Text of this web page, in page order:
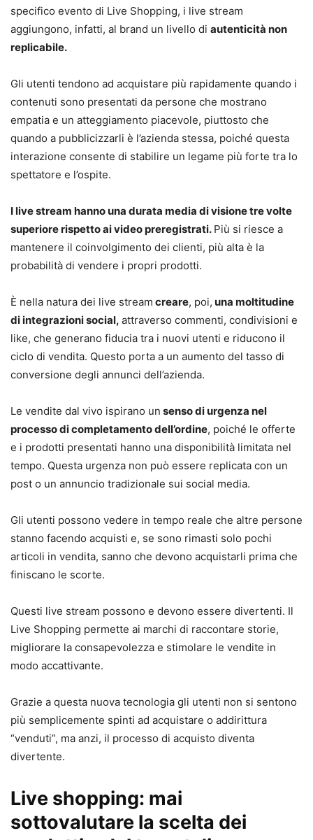
specifico evento di Live Shopping, i live stream
aggiungono, infatti, al brand un livello di autenticità non
replicabile.
Gli utenti tendono ad acquistare più rapidamente quando i
contenuti sono presentati da persone che mostrano
empatia e un atteggiamento piacevole, piuttosto che
quando a pubblicizzarli è l’azienda stessa, poiché questa
interazione consente di stabilire un legame più forte tra lo
spettatore e l’ospite.
I live stream hanno una durata media di visione tre volte
superiore rispetto ai video preregistrati. Più si riesce a
mantenere il coinvolgimento dei clienti, più alta è la
probabilità di vendere i propri prodotti.
È nella natura dei live stream creare, poi, una moltitudine
di integrazioni social, attraverso commenti, condivisioni e
like, che generano fiducia tra i nuovi utenti e riducono il
ciclo di vendita. Questo porta a un aumento del tasso di
conversione degli annunci dell’azienda.
Le vendite dal vivo ispirano un senso di urgenza nel
processo di completamento dell’ordine, poiché le offerte
e i prodotti presentati hanno una disponibilità limitata nel
tempo. Questa urgenza non può essere replicata con un
post o un annuncio tradizionale sui social media.
Gli utenti possono vedere in tempo reale che altre persone
stanno facendo acquisti e, se sono rimasti solo pochi
articoli in vendita, sanno che devono acquistarli prima che
finiscano le scorte.
Questi live stream possono e devono essere divertenti. Il
Live Shopping permette ai marchi di raccontare storie,
migliorare la consapevolezza e stimolare le vendite in
modo accattivante.
Grazie a questa nuova tecnologia gli utenti non si sentono
più semplicemente spinti ad acquistare o addirittura
“venduti”, ma anzi, il processo di acquisto diventa
divertente.
Live shopping: mai
sottovalutare la scelta dei